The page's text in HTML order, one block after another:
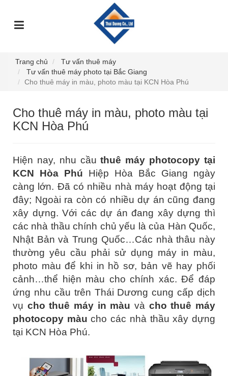
CHỦ
THIỆU
VỤ
KIỆN
TƯ
PHẨM
Trang chủ
Tư vấn thuê máy
Tư vấn thuê máy photo tại Bắc Giang
Cho thuê máy in màu, photo màu tại KCN Hòa Phú
Cho thuê máy in màu, photo màu tại
KCN Hòa Phú
Hiện nay, nhu cầuthuê máy photocopy tại
KCN Hòa Phú Hiệp Hòa Bắc Giang ngày
càng lớn. Đã có nhiều nhà máy hoạt động tại
đây; Ngoài ra còn có nhiều dự án cũng đang
xây dựng. Với các dự án đang xây dựng thì
các nhà thầu chính chủ yếu là của Hàn Quốc,
Nhật Bản và Trung Quốc…Các nhà thâu này
thường yêu cầu phải sử dụng máy in màu,
photo màu để khi in hồ sơ, bản vẽ hay phối
cảnh…thể hiện màu cho chính xác. Để đáp
ứng nhu cầu trên Thái Dương cung cấp dịch
vụ cho thuê máy in màu và cho thuê máy
photocopy màucho các nhà thầu xây dựng
tại KCN Hòa Phú.